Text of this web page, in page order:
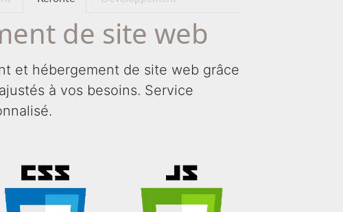
de site web
et hébergement de site web grâce
à vos besoins. Service